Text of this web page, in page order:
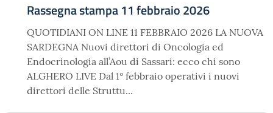
Rassegna stampa 11 febbraio 2026
QUOTIDIANI ON LINE 11 FEBBRAIO 2026 LA NUOVA
SARDEGNA Nuovi direttori di Oncologia ed
Endocrinologia all’Aou di Sassari: ecco chi sono
ALGHERO LIVE Dal 1° febbraio operativi i nuovi
direttori delle Struttu...